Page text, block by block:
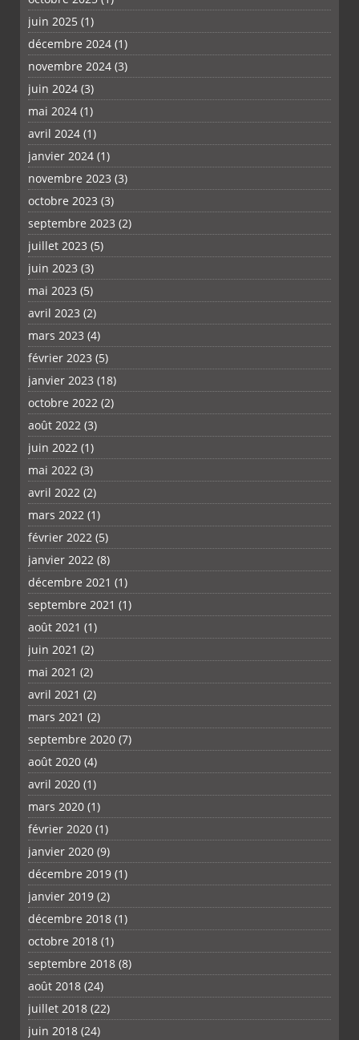
juin 2025 (1)
décembre 2024 (1)
novembre 2024 (3)
juin 2024 (3)
mai 2024 (1)
avril 2024 (1)
janvier 2024 (1)
novembre 2023 (3)
octobre 2023 (3)
septembre 2023 (2)
juillet 2023 (5)
juin 2023 (3)
mai 2023 (5)
avril 2023 (2)
mars 2023 (4)
février 2023 (5)
janvier 2023 (18)
octobre 2022 (2)
août 2022 (3)
juin 2022 (1)
mai 2022 (3)
avril 2022 (2)
mars 2022 (1)
février 2022 (5)
janvier 2022 (8)
décembre 2021 (1)
septembre 2021 (1)
août 2021 (1)
juin 2021 (2)
mai 2021 (2)
avril 2021 (2)
mars 2021 (2)
septembre 2020 (7)
août 2020 (4)
avril 2020 (1)
mars 2020 (1)
février 2020 (1)
janvier 2020 (9)
décembre 2019 (1)
janvier 2019 (2)
décembre 2018 (1)
octobre 2018 (1)
septembre 2018 (8)
août 2018 (24)
juillet 2018 (22)
juin 2018 (24)